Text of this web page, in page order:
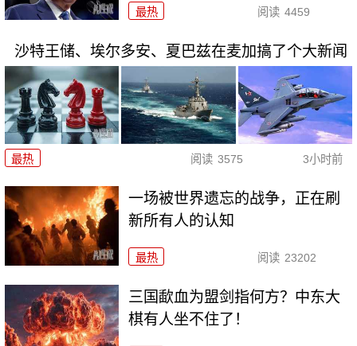
最热 阅读 4459
沙特王储、埃尔多安、夏巴兹在麦加搞了个大新闻
最热 阅读 3575 3小时前
一场被世界遗忘的战争，正在刷
新所有人的认知
最热 阅读 23202
三国歃血为盟剑指何方？中东大
棋有人坐不住了！